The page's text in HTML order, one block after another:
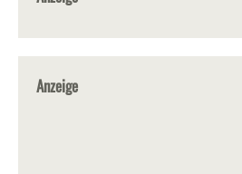
Anzeige